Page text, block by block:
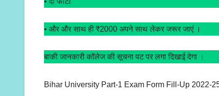
• और और साथ ही ₹2000 अपने साथ लेकर जरूर जाएं ।
बाकी जानकारी कॉलेज की सूचना पट पर लगा दिखाई देगा ।
Bihar University Part-1 Exam Form Fill-Up 2022-